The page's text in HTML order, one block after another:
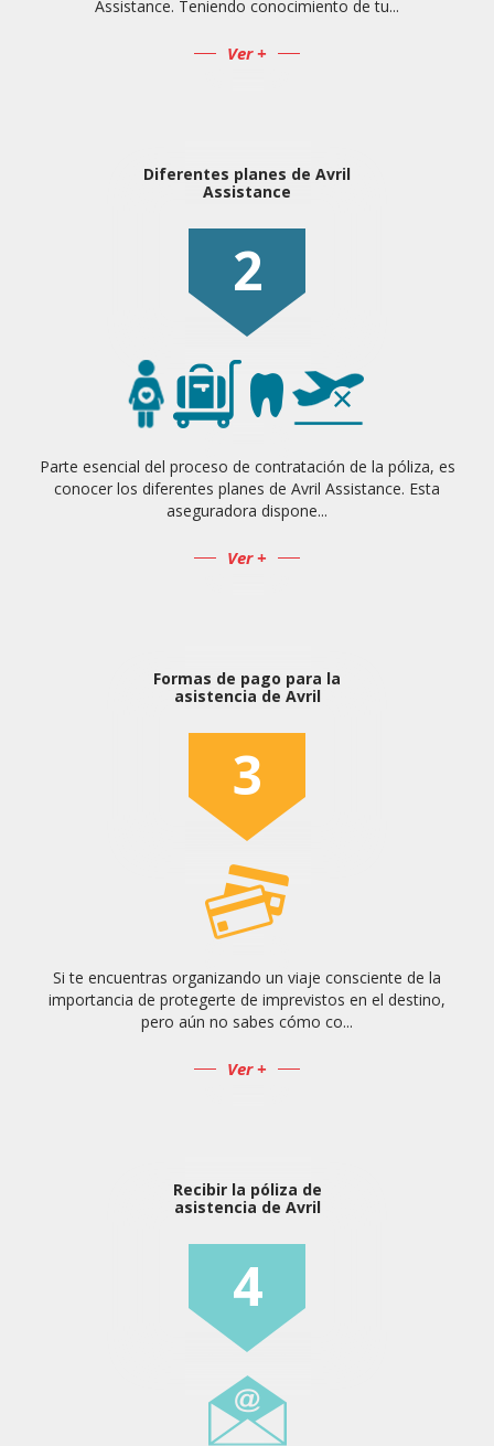
Assistance. Teniendo conocimiento de tu...
Ver +
Diferentes planes de Avril
Assistance
2
Parte esencial del proceso de contratación de la póliza, es
conocer los diferentes planes de Avril Assistance. Esta
aseguradora dispone...
Ver +
Formas de pago para la
asistencia de Avril
3
Si te encuentras organizando un viaje consciente de la
importancia de protegerte de imprevistos en el destino,
pero aún no sabes cómo co...
Ver +
Recibir la póliza de
asistencia de Avril
4